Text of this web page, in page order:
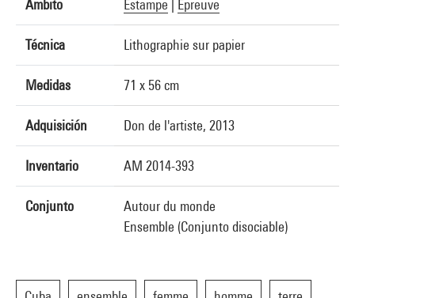
Ámbito Estampe Epreuve
Técnica Lithographie sur papier
Medidas 71 x 56 cm
Adquisición Don de l'artiste, 2013
Inventario AM 2014-393
Conjunto
Autour du monde
Ensemble (Conjunto disociable)